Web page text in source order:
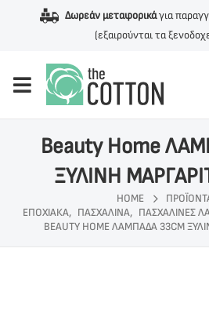
Δωρεάν μεταφορικάγια
(εξαιρούνται τα
Beauty Home
ΞΥΛΙΝΗ
HOME
ΕΠΟΧΙΑΚΑ, ΠΑΣΧΑΛΙΝΑ, ΠΑΣΧΑΛΙΝΕΣ
BEAUTY HOME ΛΑΜΠΑΔΑ 33CM